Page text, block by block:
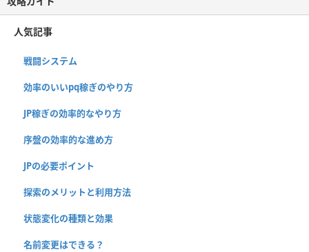
人気記事
戦闘システム
効率のいいpq稼ぎのやり方
JP稼ぎの効率的なやり方
序盤の効率的な進め方
JPの必要ポイント
探索のメリットと利用方法
状態変化の種類と効果
名前変更はできる？